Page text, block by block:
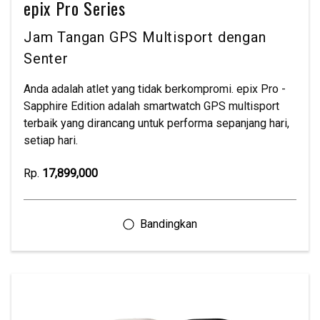
epix Pro Series
Jam Tangan GPS Multisport dengan
Senter
Anda adalah atlet yang tidak berkompromi. epix Pro -
Sapphire Edition adalah smartwatch GPS multisport
terbaik yang dirancang untuk performa sepanjang hari,
setiap hari.
Rp. 17,899,000